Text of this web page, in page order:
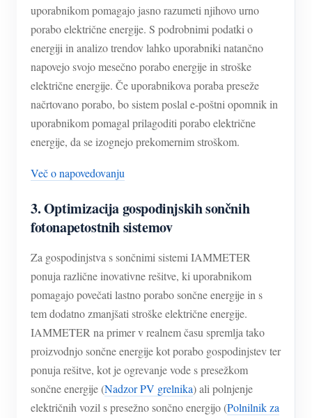
uporabnikom pomagajo jasno razumeti njihovo urno
porabo električne energije. S podrobnimi podatki o
energiji in analizo trendov lahko uporabniki natančno
napovejo svojo mesečno porabo energije in stroške
električne energije. Če uporabnikova poraba preseže
načrtovano porabo, bo sistem poslal e-poštni opomnik in
uporabnikom pomagal prilagoditi porabo električne
energije, da se izognejo prekomernim stroškom.
Več o napovedovanju
3. Optimizacija gospodinjskih sončnih
fotonapetostnih sistemov
Za gospodinjstva s sončnimi sistemi IAMMETER
ponuja različne inovativne rešitve, ki uporabnikom
pomagajo povečati lastno porabo sončne energije in s
tem dodatno zmanjšati stroške električne energije.
IAMMETER na primer v realnem času spremlja tako
proizvodnjo sončne energije kot porabo gospodinjstev ter
ponuja rešitve, kot je ogrevanje vode s presežkom
sončne energije (Nadzor PV grelnika) ali polnjenje
električnih vozil s presežno sončno energijo (Polnilnik za